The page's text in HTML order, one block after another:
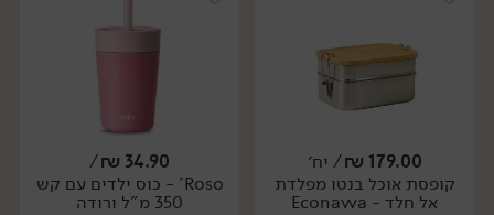
יח׳ יח׳
179.00
₪/ יח׳
קופסת אוכל בנטו מפלדת
אל חלד - Econawa
34.90
₪
/
Roso' - כוס ילדים עם קש
350 מ"ל ורודה